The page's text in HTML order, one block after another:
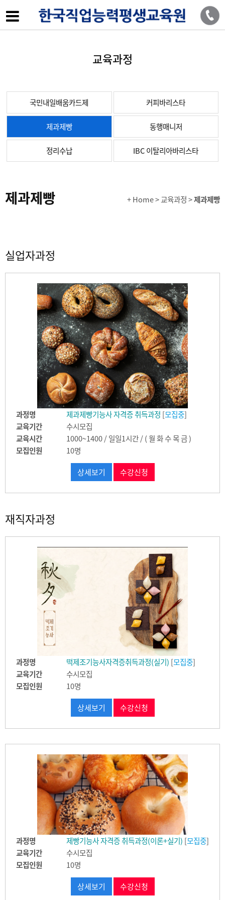
교육과정
국민내일배움카드제 커피바리스타
제과제빵 동행매니저
정리수납 IBC 이탈리아바리스타
제과제빵 + Home> 교육과정 >제과제빵
실업자과정
과정명 제과제빵기능사 자격증 취득과정 [모집중]
교육기간
수시모집
교육시간
1000~1400 / 일일1시간 / ( 월 화 수 목 금 )
모집인원
10명
상세보기
수강신청
재직자과정
과정명 떡제조기능사자격증취득과정(실기) [모집중]
교육기간
수시모집
모집인원
10명
상세보기
수강신청
과정명 제빵기능사 자격증 취득과정(이론+실기) [모집중]
교육기간
수시모집
모집인원
10명
상세보기
수강신청